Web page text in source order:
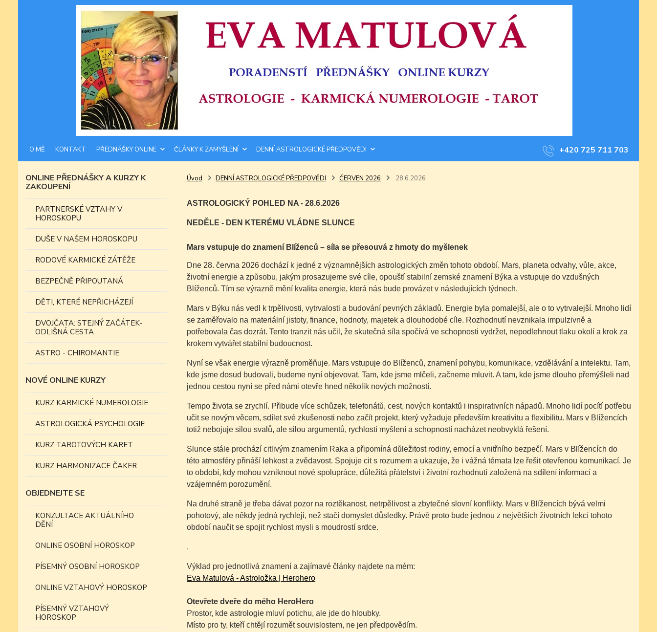
O MĚ KONTAKT PŘEDNÁŠKY ONLINE ČLÁNKY K ZAMYŠLENÍ DENNÍ ASTROLOGICKÉ PŘEDPOVĚDI +420 725 711 703
ONLINE PŘEDNÁŠKY A KURZY K
ZAKOUPENÍ
PARTNERSKÉ VZTAHY V
HOROSKOPU
DUŠE V NAŠEM HOROSKOPU
RODOVÉ KARMICKÉ ZÁTĚŽE
BEZPEČNĚ PŘIPOUTANÁ
DĚTI, KTERÉ NEPŘICHÁZEJÍ
DVOJČATA: STEJNÝ ZAČÁTEK-
ODLIŠNÁ CESTA
ASTRO - CHIROMANTIE
NOVÉ ONLINE KURZY
KURZ KARMICKÉ NUMEROLOGIE
ASTROLOGICKÁ PSYCHOLOGIE
KURZ TAROTOVÝCH KARET
KURZ HARMONIZACE ČAKER
OBJEDNEJTE SE
KONZULTACE AKTUÁLNÍHO
DĚNÍ
ONLINE OSOBNÍ HOROSKOP
PÍSEMNÝ OSOBNÍ HOROSKOP
ONLINE VZTAHOVÝ HOROSKOP
PÍSEMNÝ VZTAHOVÝ
HOROSKOP
Úvod DENNÍ ASTROLOGICKÉ PŘEDPOVĚDI ČERVEN 2026 28.6.2026
ASTROLOGICKÝ POHLED NA - 28.6.2026
NEDĚLE - DEN KTERÉMU VLÁDNE SLUNCE
Mars vstupuje do znamení Blíženců – síla se přesouvá z hmoty do myšlenek
Dne 28. června 2026 dochází k jedné z významnějších astrologických změn tohoto období. Mars, planeta odvahy, vůle, akce,
životní energie a způsobu, jakým prosazujeme své cíle, opouští stabilní zemské znamení Býka a vstupuje do vzdušných
Blíženců. Tím se výrazně mění kvalita energie, která nás bude provázet v následujících týdnech.
Mars v Býku nás vedl k trpělivosti, vytrvalosti a budování pevných základů. Energie byla pomalejší, ale o to vytrvalejší. Mnoho lidí
se zaměřovalo na materiální jistoty, finance, hodnoty, majetek a dlouhodobé cíle. Rozhodnutí nevznikala impulzivně a
potřebovala čas dozrát. Tento tranzit nás učil, že skutečná síla spočívá ve schopnosti vydržet, nepodlehnout tlaku okolí a krok za
krokem vytvářet stabilní budoucnost.
Nyní se však energie výrazně proměňuje. Mars vstupuje do Blíženců, znamení pohybu, komunikace, vzdělávání a intelektu. Tam,
kde jsme dosud budovali, budeme nyní objevovat. Tam, kde jsme mlčeli, začneme mluvit. A tam, kde jsme dlouho přemýšleli nad
jednou cestou nyní se před námi otevře hned několik nových možností.
Tempo života se zrychlí. Přibude více schůzek, telefonátů, cest, nových kontaktů i inspirativních nápadů. Mnoho lidí pocítí potřebu
učit se novým věcem, sdílet své zkušenosti nebo začít projekt, který vyžaduje především kreativitu a flexibilitu. Mars v Blížencích
totiž nebojuje silou svalů, ale silou argumentů, rychlostí myšlení a schopností nacházet neobvyklá řešení.
Slunce stále prochází citlivým znamením Raka a připomíná důležitost rodiny, emocí a vnitřního bezpečí. Mars v Blížencích do
této atmosféry přináší lehkost a zvědavost. Spojuje cit s rozumem a ukazuje, že i vážná témata lze řešit otevřenou komunikací. Je
to období, kdy mohou vzniknout nové spolupráce, důležitá přátelství i životní rozhodnutí založená na sdílení informací a
vzájemném porozumění.
Na druhé straně je třeba dávat pozor na roztěkanost, netrpělivost a zbytečné slovní konflikty. Mars v Blížencích bývá velmi
pohotový, ale někdy jedná rychleji, než stačí domyslet důsledky. Právě proto bude jednou z největších životních lekcí tohoto
období naučit se spojit rychlost mysli s moudrostí srdce.
.
Výklad pro jednotlivá znamení a zajímavé články najdete na mém:
Eva Matulová - Astroložka | Herohero
Otevřete dveře do mého HeroHero
Prostor, kde astrologie mluví potichu, ale jde do hloubky.
Místo pro ty, kteří chtějí rozumět souvislostem, ne jen předpovědím.